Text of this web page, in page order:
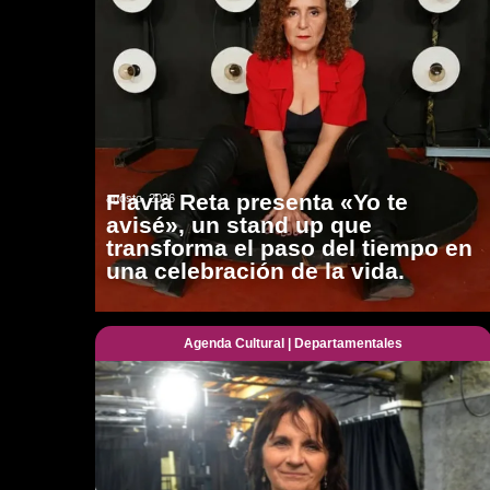
agosto, 2026
Flavia Reta presenta «Yo te
avisé», un stand up que
transforma el paso del tiempo en
una celebración de la vida.
Agenda Cultural |Departamentales